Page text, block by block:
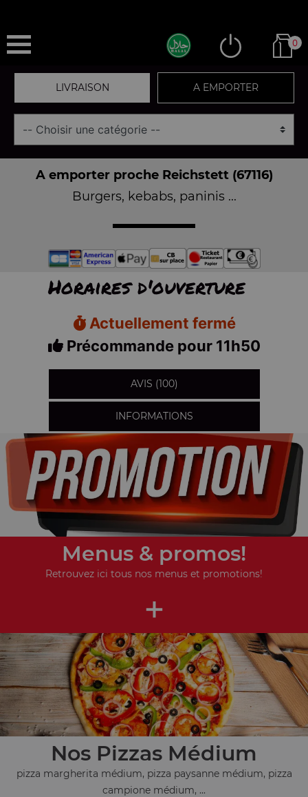
0
LIVRAISON A EMPORTER
A emporter proche Reichstett (67116)
Burgers, kebabs, paninis ...
Horaires d'ouverture
Actuellement fermé
Précommande pour 11h50
AVIS (100)
INFORMATIONS
Menus & promos!
Retrouvez ici tous nos menus et promotions!
+
Nos Pizzas Médium
pizza margherita médium, pizza paysanne médium, pizza
campione médium, ...